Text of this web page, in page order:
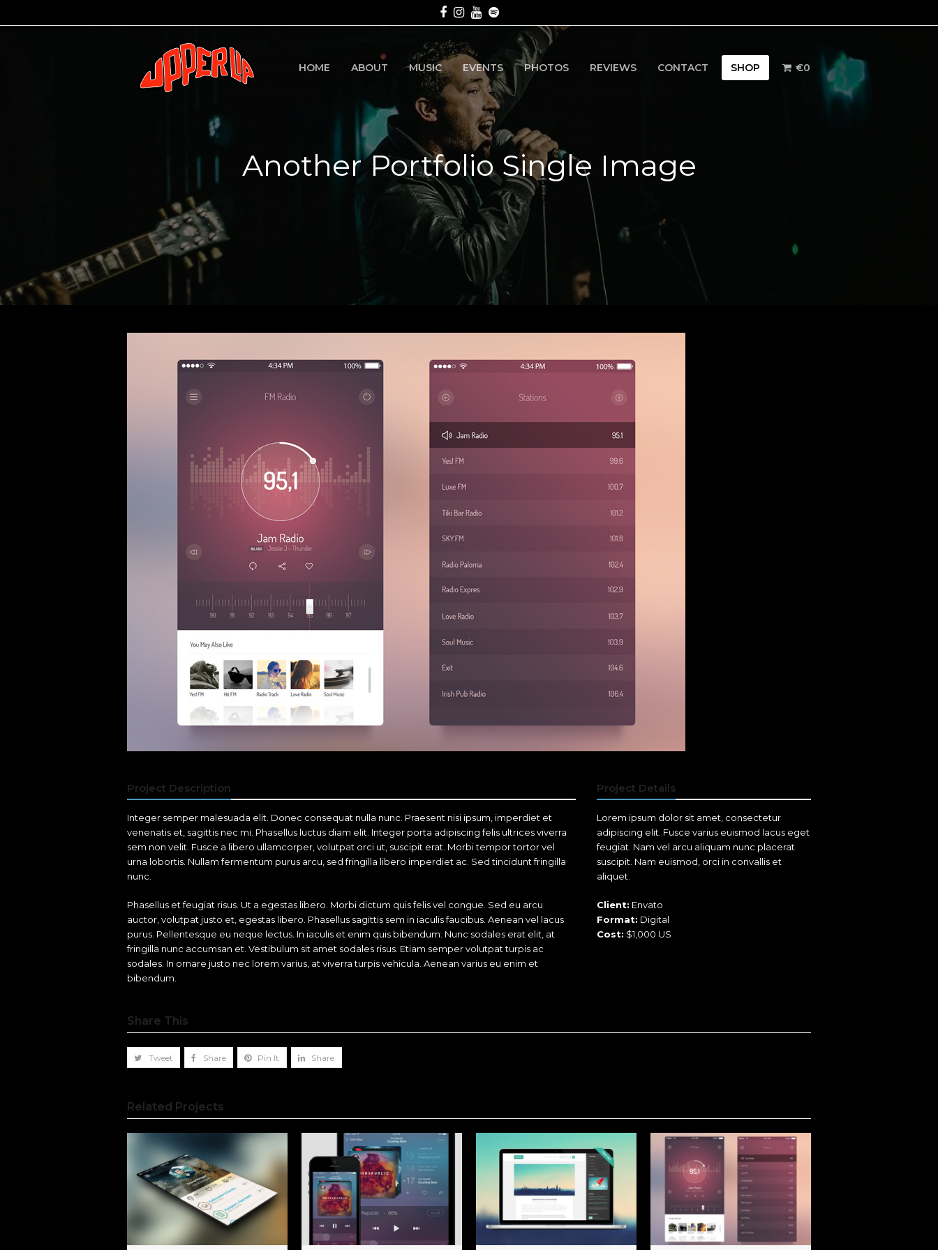
Facebook
Instagram
Youtube
Spotify
HOME ABOUT MUSIC EVENTS PHOTOS REVIEWS CONTACT SHOP €0
Another Portfolio Single Image
Project Description
Integer semper malesuada elit. Donec consequat nulla nunc. Praesent nisi ipsum, imperdiet et
venenatis et, sagittis nec mi. Phasellus luctus diam elit. Integer porta adipiscing felis ultrices viverra
sem non velit. Fusce a libero ullamcorper, volutpat orci ut, suscipit erat. Morbi tempor tortor vel
urna lobortis. Nullam fermentum purus arcu, sed fringilla libero imperdiet ac. Sed tincidunt fringilla
nunc.
Phasellus et feugiat risus. Ut a egestas libero. Morbi dictum quis felis vel congue. Sed eu arcu
auctor, volutpat justo et, egestas libero. Phasellus sagittis sem in iaculis faucibus. Aenean vel lacus
purus. Pellentesque eu neque lectus. In iaculis et enim quis bibendum. Nunc sodales erat elit, at
fringilla nunc accumsan et. Vestibulum sit amet sodales risus. Etiam semper volutpat turpis ac
sodales. In ornare justo nec lorem varius, at viverra turpis vehicula. Aenean varius eu enim et
bibendum.
Project Details
Lorem ipsum dolor sit amet, consectetur
adipiscing elit. Fusce varius euismod lacus eget
feugiat. Nam vel arcu aliquam nunc placerat
suscipit. Nam euismod, orci in convallis et
aliquet.
Client: Envato
Format: Digital
Cost: $1,000 US
Share This
Tweet Share Pin It Share
Related Projects